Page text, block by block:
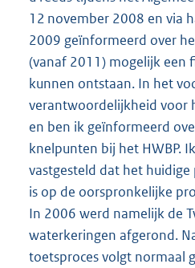
12 november 2008 en via
2009 geïnformeerd over
(vanaf 2011) mogelijk een
kunnen ontstaan. In het
verantwoordelijkheid voor
en ben ik geïnformeerd
knelpunten bij het HWBP.
vastgesteld dat het
is op de oorspronkelijke
In 2006 werd namelijk de
waterkeringen afgerond.
toetsproces volgt normaal